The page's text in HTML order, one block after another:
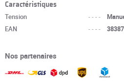
Caractéristiques
Tension ----
EAN
----
Nos partenaires